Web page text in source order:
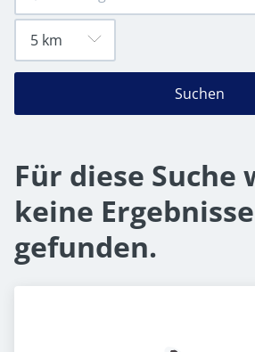
Suchen
Für diese Suche
keine Ergebnisse
gefunden.